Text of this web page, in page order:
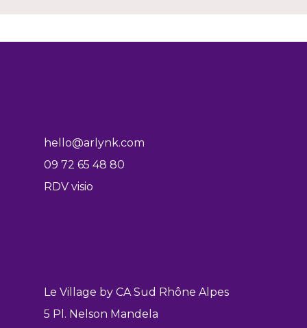
hello@arlynk.com
09 72 65 48 80
RDV visio
Le Village by CA Sud Rhône Alpes
5 Pl. Nelson Mandela